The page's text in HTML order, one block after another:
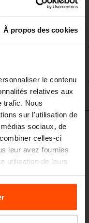
À propos des cookies
le contenu
relatives aux
trafic. Nous
sur l'utilisation de
sociaux, de
celles-ci
leur avez fournies
utilisation de leurs
le
Personal